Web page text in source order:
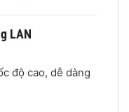
LAN
độ cao, dễ dàng